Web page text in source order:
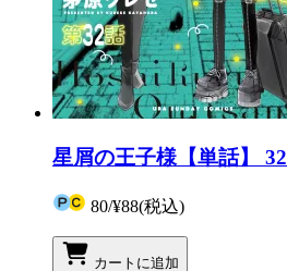
星屑の王子様【単話】 32
80/¥88(税込)
カートに追加